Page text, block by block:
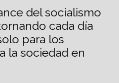
del socialismo
cada día
para los
la sociedad en